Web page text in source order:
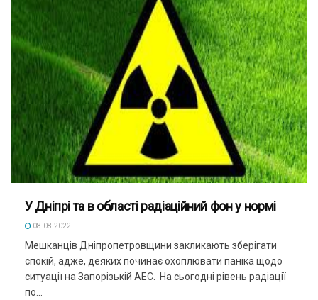
У Дніпрі та в області радіаційний фон у нормі
08.08.2022
Мешканців Дніпропетровщини закликають зберігати
спокій, адже, деяких починає охоплювати паніка щодо
ситуації на Запорізькій АЕС. На сьогодні рівень радіації
по...